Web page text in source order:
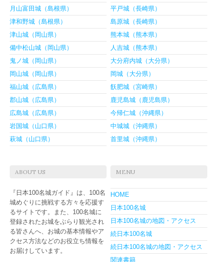
月山富田城（島根県）
津和野城（島根県）
津山城（岡山県）
備中松山城（岡山県）
鬼ノ城（岡山県）
岡山城（岡山県）
福山城（広島県）
郡山城（広島県）
広島城（広島県）
岩国城（山口県）
萩城（山口県）
平戸城（長崎県）
島原城（長崎県）
熊本城（熊本県）
人吉城（熊本県）
大分府内城（大分県）
岡城（大分県）
飫肥城（宮崎県）
鹿児島城（鹿児島県）
今帰仁城（沖縄県）
中城城（沖縄県）
首里城（沖縄県）
ABOUT US
『日本100名城ガイド』は、100名
城めぐりに挑戦する方々を応援す
るサイトです。また、100名城に
登録されたお城をぶらり観光され
る皆さんへ、お城の基本情報やア
クセス方法などのお役立ち情報を
お届けしています。
MENU
HOME
日本100名城
日本100名城の地図・アクセス
続日本100名城
続日本100名城の地図・アクセス
関連書籍